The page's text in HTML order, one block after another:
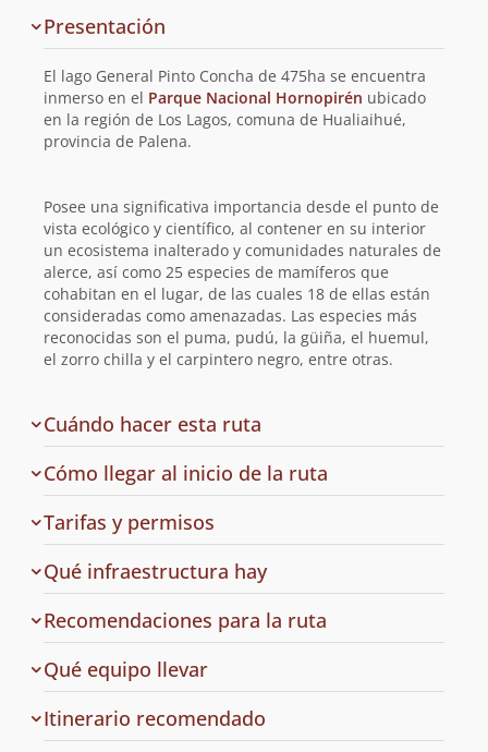
y
planificación
de
la
Presentación
El lago General Pinto Concha de 475ha se encuentra
inmerso en el Parque Nacional Hornopirén ubicado
en la región de Los Lagos, comuna de Hualiaihué,
provincia de Palena.
Posee una significativa importancia desde el punto de
vista ecológico y científico, al contener en su interior
un ecosistema inalterado y comunidades naturales de
alerce, así como 25 especies de mamíferos que
cohabitan en el lugar, de las cuales 18 de ellas están
consideradas como amenazadas. Las especies más
reconocidas son el puma, pudú, la güiña, el huemul,
el zorro chilla y el carpintero negro, entre otras.
Cuándo hacer esta ruta
Cómo llegar al inicio de la ruta
Tarifas y permisos
acceso
Qué infraestructura hayen
la
ruta
Recomendaciones para la ruta
Qué equipo llevara
la
ruta
Cuál
es
Itinerario recomendado